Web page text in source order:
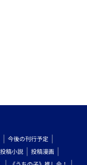
どん狂っていく。 桂
です。
主義のフワッと
。 ※稚拙なので一章に
バラです。 ※完結ま
(日) 11:20追記
さんのコメントありが
今後の刊行予定
投稿小説
投稿漫画